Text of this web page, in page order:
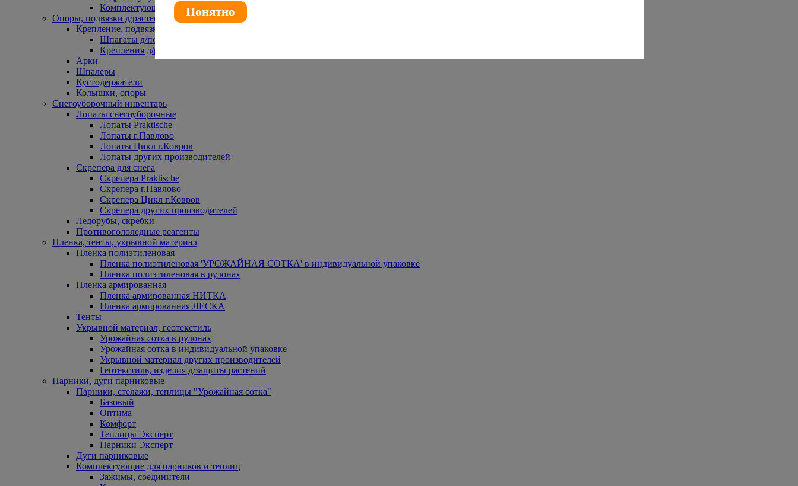
Комплектующие к насосам
Опоры, подвязки д/растений
Крепление, подвязки д/растений
Шпагаты д/подвязки растений
Крепления д/растений
Арки
Шпалеры
Кустодержатели
Колышки, опоры
Снегоуборочный инвентарь
Лопаты снегоуборочные
Лопаты Praktische
Лопаты г.Павлово
Лопаты Цикл г.Ковров
Лопаты других производителей
Скрепера для снега
Скрепера Praktische
Скрепера г.Павлово
Скрепера Цикл г.Ковров
Скрепера других производителей
Ледорубы, скребки
Противогололедные реагенты
Пленка, тенты, укрывной материал
Пленка полиэтиленовая
Пленка полиэтиленовая 'УРОЖАЙНАЯ СОТКА' в индивидуальной упаковке
Пленка полиэтиленовая в рулонах
Пленка армированная
Пленка армированная НИТКА
Пленка армированная ЛЕСКА
Тенты
Укрывной материал, геотекстиль
Урожайная сотка в рулонах
Урожайная сотка в индивидуальной упаковке
Укрывной материал других производителей
Геотекстиль, изделия д/защиты растений
Парники, дуги парниковые
Парники, стелажи, теплицы "Урожайная сотка"
Базовый
Оптима
Комфорт
Теплицы Эксперт
Парники Эксперт
Дуги парниковые
Комплектующие для парников и теплиц
Зажимы, соединители
Понятно